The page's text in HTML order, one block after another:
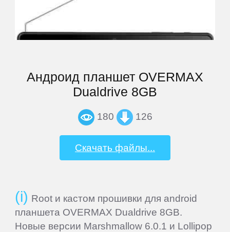
Андроид планшет OVERMAX
Dualdrive 8GB
180 126
Скачать файлы...
Root и кастом прошивки для android
планшета OVERMAX Dualdrive 8GB.
Новые версии Marshmallow 6.0.1 и Lollipop
Gigaset
Ginzzu
Globex
Google